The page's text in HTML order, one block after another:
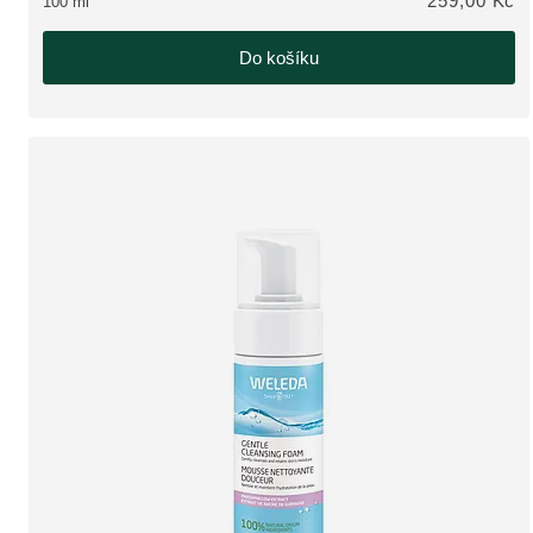
Do košíku